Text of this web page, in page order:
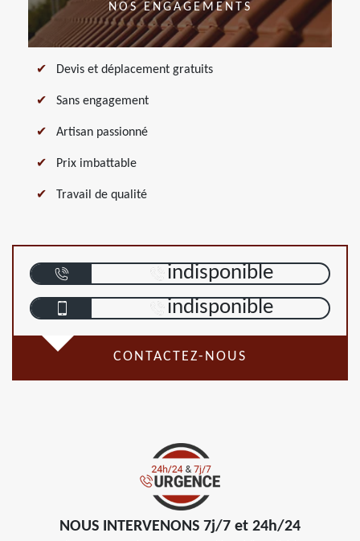
NOS ENGAGEMENTS
Devis et déplacement gratuits
Sans engagement
Artisan passionné
Prix imbattable
Travail de qualité
indisponible
indisponible
CONTACTEZ-NOUS
NOUS INTERVENONS 7j/7 et 24h/24